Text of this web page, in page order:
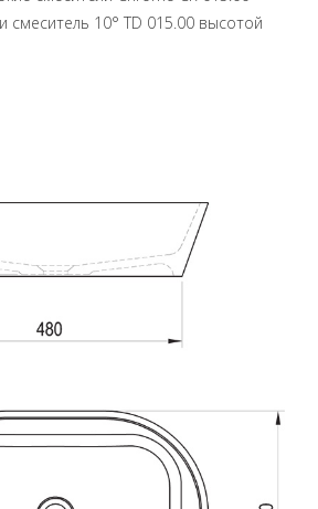
смеситель 10° TD 015.00 высотой